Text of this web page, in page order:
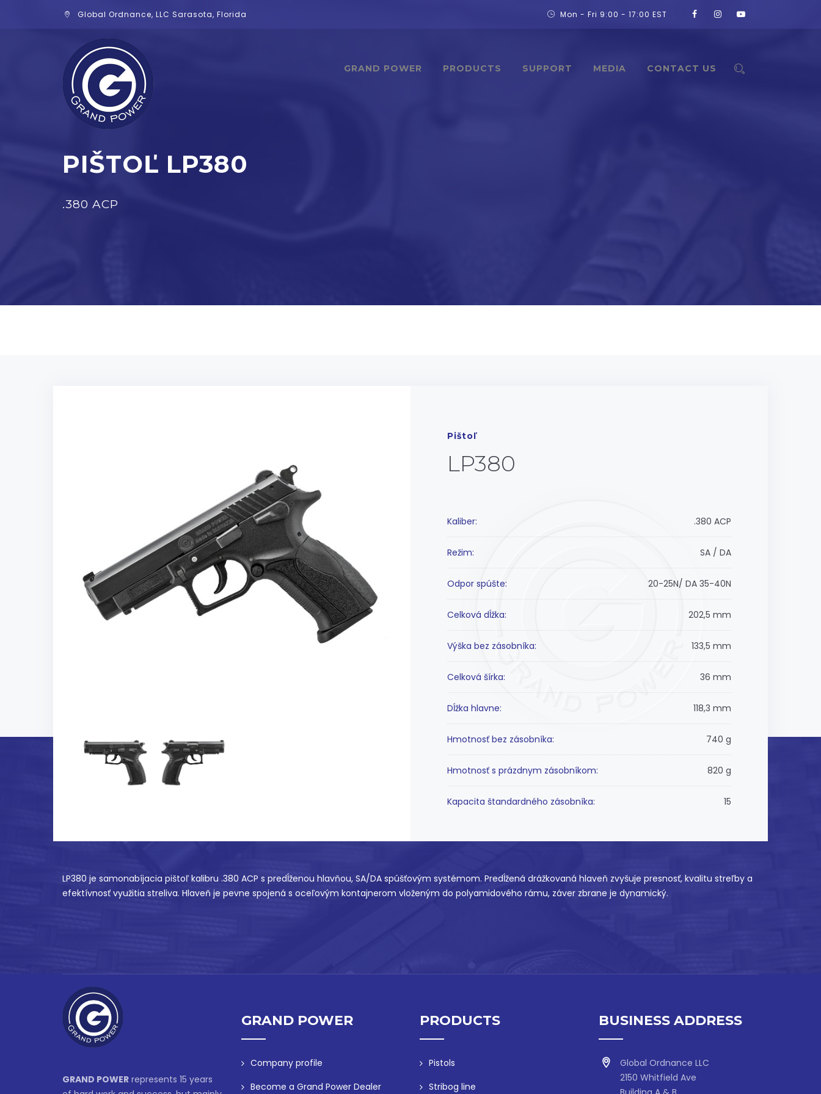
Global Ordnance, LLC Sarasota, Florida Mon - Fri 9:00 - 17:00 EST
GRAND POWER PRODUCTS SUPPORT MEDIA CONTACT US
PIŠTOĽ LP380
.380 ACP
Pištoľ
LP380
Kaliber: .380 ACP
Režim: SA / DA
Odpor spúšte: 20-25N/ DA 35-40N
Celková dĺžka: 202,5 mm
Výška bez zásobníka: 133,5 mm
Celková šírka: 36 mm
Dĺžka hlavne: 118,3 mm
Hmotnosť bez zásobníka: 740 g
Hmotnosť s prázdnym zásobníkom: 820 g
Kapacita štandardného zásobníka: 15
LP380 je samonabíjacia pištoľ kalibru .380 ACP s predĺženou hlavňou, SA/DA spúšťovým systémom. Predĺžená drážkovaná hlaveň zvyšuje presnosť, kvalitu streľby a
efektívnosť využitia streliva. Hlaveň je pevne spojená s oceľovým kontajnerom vloženým do polyamidového rámu, záver zbrane je dynamický.
GRAND POWER represents 15 years
GRAND POWER
Company profile
Become a Grand Power Dealer
PRODUCTS
Pistols
Stribog line
BUSINESS ADDRESS
Global Ordnance LLC
2150 Whitfield Ave